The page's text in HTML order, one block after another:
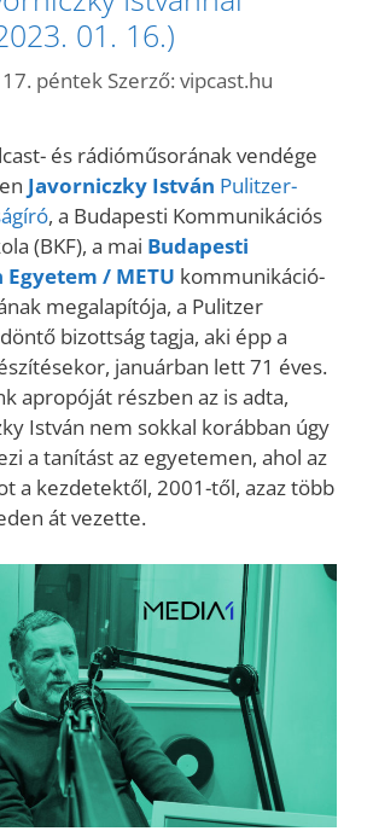
01. 16.)
péntek Szerző: vipcast.hu
és rádióműsorának vendége
Javorniczky István Pulitzer-
, a Budapesti Kommunikációs
(BKF), a mai Budapesti
/ METU kommunikáció-
megalapítója, a Pulitzer
bizottság tagja, aki épp a
januárban lett 71 éves.
apropóját részben az is adta,
István nem sokkal korábban úgy
a tanítást az egyetemen, ahol az
a kezdetektől, 2001-től, azaz több
át vezette.